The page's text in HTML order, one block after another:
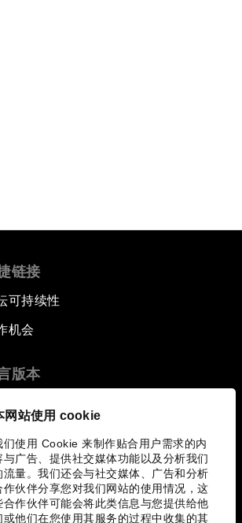
网站使用 cookie
们使用 Cookie 来制作贴合用户需求的内
与广告、提供社交媒体功能以及分析我们
流量。我们还会与社交媒体、广告和分析
作伙伴分享您对我们网站的使用情况，这
合作伙伴可能会将此类信息与您提供给他
或他们在您使用其服务的过程中收集的其
链接
可持续性
机会
版本